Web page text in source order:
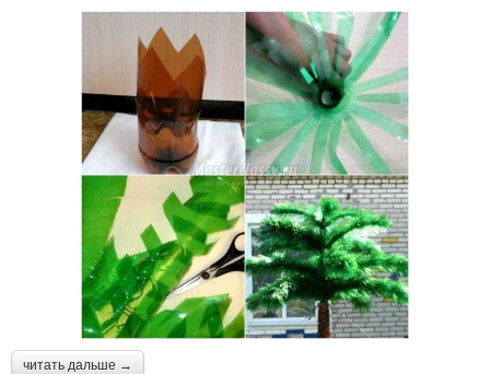
читать дальше →